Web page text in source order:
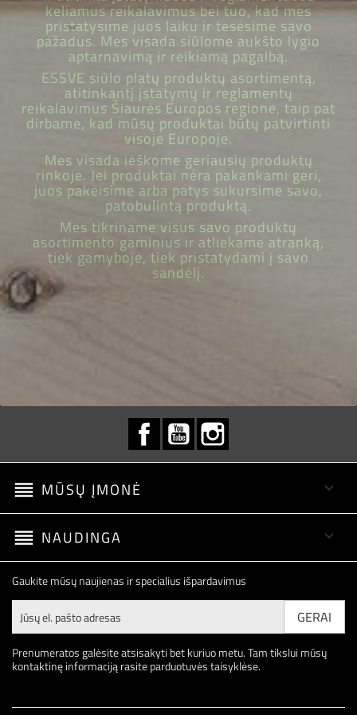
keliamus reikalavimus bei tuo, kad mes
pristatysime juos laiku ir tesėsime savo
pažadus. Mes visada siūlome aukšto lygio
aptarnavimą ir reikiamą pagalbą.
ESSVE siūlo platų produktų asortimentą,
atitinkantį įstatymų ir reglamentų
reikalavimus Šiaurės Europos regione, taip pat
dirbame, kad mūsų produktai būtų patvirtinti
visoje Europoje.
Mes visada ieškome geriausių produktų
rinkoje. Jei produktai nėra pakankami geri,
juos pakeisime arba patys sukursime savo,
patobulintą produktą.
Mes tikriname visus savo produktų
asortimento gaminius ir atliekame atranką,
tiek gamyboje, tiek pristatydami į savo
sandėlį.
FacebookYouTube
reorder MŪSŲ ĮMONĖ 
reorder NAUDINGA 
Gaukite mūsų naujienas ir specialius išpardavimus
Prenumeratos galėsite atsisakyti bet kuriuo metu. Tam tikslui mūsų
kontaktinę informaciją rasite parduotuvės taisyklėse.